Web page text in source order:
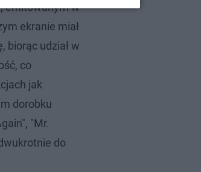
emitowanym w
ekranie miał
biorąc udział w
co
jak
dorobku
"Mr.
do